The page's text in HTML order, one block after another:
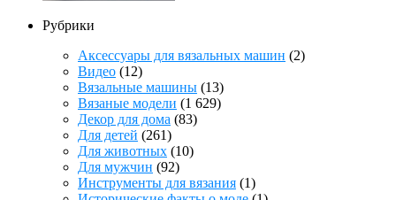
Рубрики
Аксессуары для вязальных машин (2)
Видео (12)
Вязальные машины (13)
Вязаные модели (1 629)
Декор для дома (83)
Для детей (261)
Для животных (10)
Для мужчин (92)
Инструменты для вязания (1)